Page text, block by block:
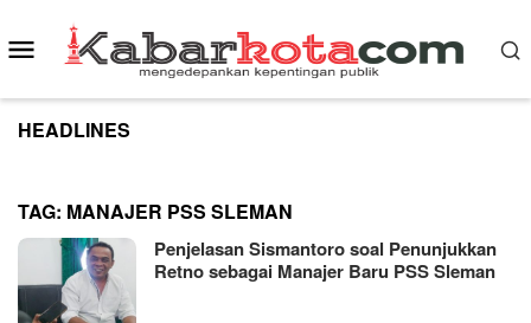
to
content
Mobile
Menu
HEADLINES
TAG: MANAJER PSS SLEMAN
Penjelasan Sismantoro soal Penunjukkan
Retno sebagai Manajer Baru PSS Sleman